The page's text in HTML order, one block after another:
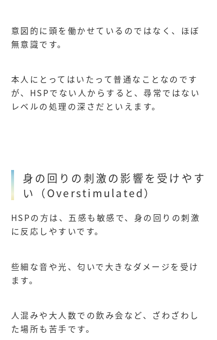
意図的に頭を働かせているのではなく、ほぼ
無意識です。
本人にとってはいたって普通なことなのです
が、HSPでない人からすると、尋常ではない
レベルの処理の深さだといえます。
身の回りの刺激の影響を受けやす
い（Overstimulated）
HSPの方は、五感も敏感で、身の回りの刺激
に反応しやすいです。
些細な音や光、匂いで大きなダメージを受け
ます。
人混みや大人数での飲み会など、ざわざわし
た場所も苦手です。